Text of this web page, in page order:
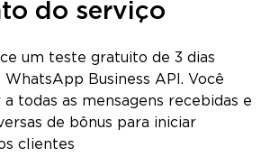
do serviço
um teste gratuito de 3 dias
Business API. Você
todas as mensagens recebidas e
de bônus para iniciar
clientes